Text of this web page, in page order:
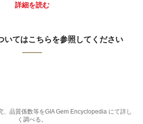
詳細を読む
いてはこちらを参照してください
、品質係数等をGIA Gem Encyclopedia にて詳し
く調べる。